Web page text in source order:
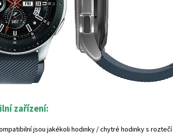
zařízení:
jsou jakékoli hodinky / chytré hodinky s roztečí